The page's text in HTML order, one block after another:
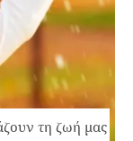
τη ζωή μας